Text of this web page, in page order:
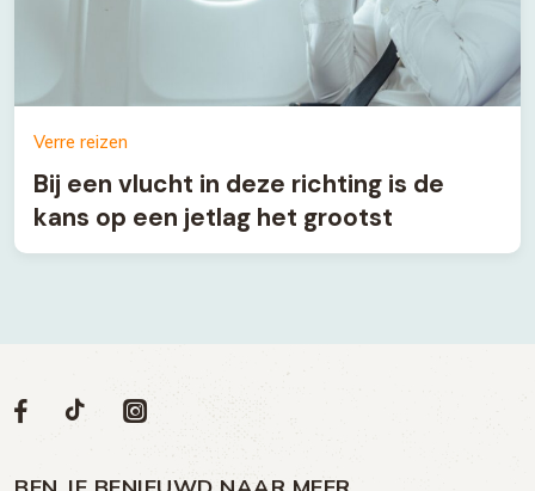
Verre reizen
Bij een vlucht in deze richting is de
kans op een jetlag het grootst
Volg
Social
Volg
op
Volg
op
Volg
op